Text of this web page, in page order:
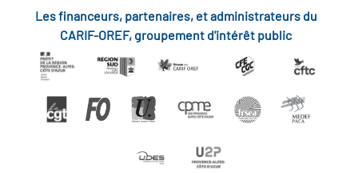
Les financeurs, partenaires, et administrateurs du
CARIF-OREF, groupement d'intérêt public